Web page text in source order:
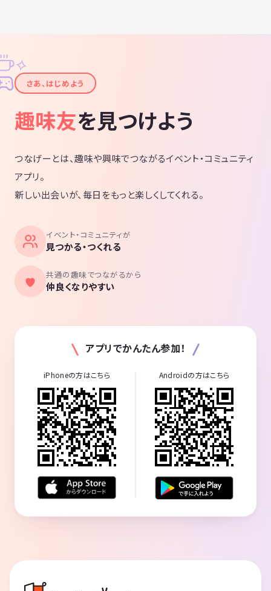
✦
✧
さあ、はじめよう
趣味友を見つけよう
つなげーとは、趣味や興味でつながるイベント・コミュニティ
アプリ。
新しい出会いが、毎日をもっと楽しくしてくれる。
イベント・コミュニティが
見つかる・つくれる
共通の趣味でつながるから
仲良くなりやすい
アプリでかんたん参加！
iPhoneの方はこちら Androidの方はこちら